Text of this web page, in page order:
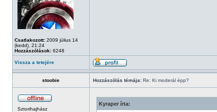
Csatlakozott: 2009 július 14
(kedd), 21:24
Hozzászólások: 6248
Vissza a tetejére
stoobie Hozzászólás témája: Re: Ki moderál épp?
Sztorihajhász
Kyraper írta: